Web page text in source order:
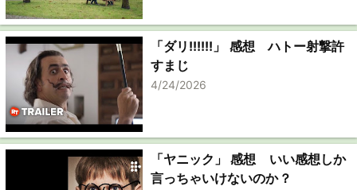
「ダリ!!!!!!」 感想 ハトー射撃許
すまじ
4/24/2026
「ヤニック」 感想 いい感想しか
言っちゃいけないのか？